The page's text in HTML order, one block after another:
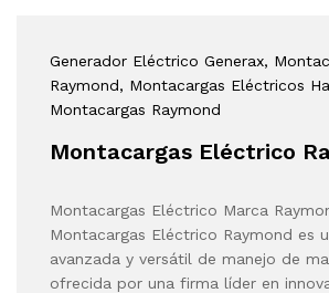
Generador Eléctrico Generax,
Raymond, Montacargas Eléctricos
Montacargas Raymond
Montacargas Eléctrico
Montacargas Eléctrico Marca
Montacargas Eléctrico Raymond es
avanzada y versátil de manejo de
ofrecida por una firma líder en